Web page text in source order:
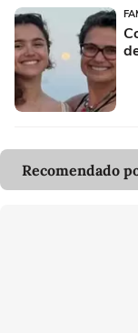
Recomendado